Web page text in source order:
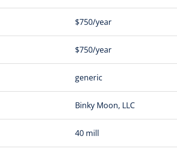
$750/year
$750/year
generic
Binky Moon, LLC
40 mill